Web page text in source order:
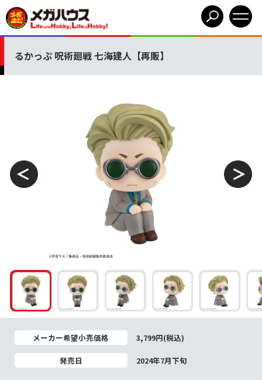
るかっぷ 呪術廻戦 七海建人【再販】
メーカー希望小売価格 3,799円(税込)
発売日 2024年7月下旬